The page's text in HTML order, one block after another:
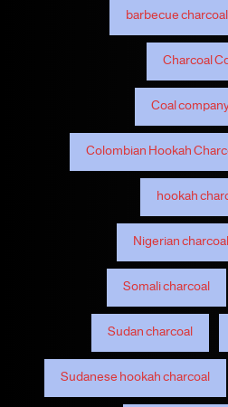
barbecue charcoal
Charcoal
Coal
Colombian Hookah
hookah
Nigerian charcoal
Somali charcoal
Sudan charcoal
Sudanese hookah charcoal